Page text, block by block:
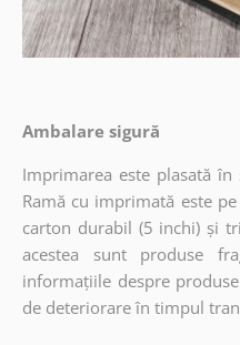
Ambalare sigură
Imprimarea este plasată
Ramă cu imprimată este
carton durabil (5 inchi) și
acestea sunt produse
informațiile despre
de deteriorare în timpul